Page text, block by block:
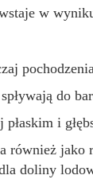
w
do
i
również jako
doliny